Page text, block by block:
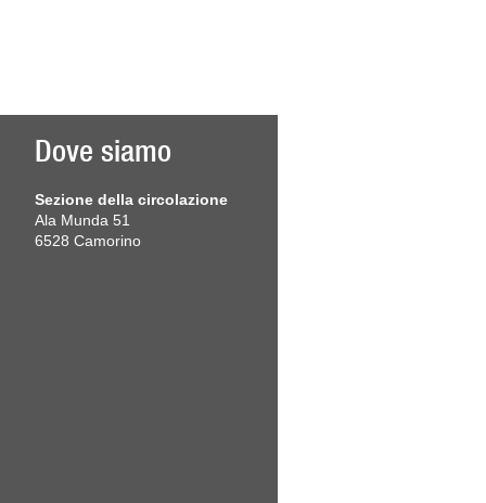
Dove siamo
Sezione della circolazione
Ala Munda 51
6528 Camorino